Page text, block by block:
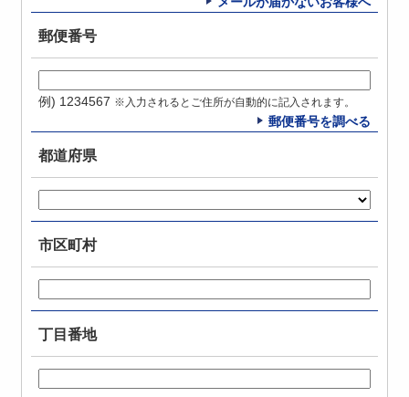
郵便番号
例) 1234567 ※入力されるとご住所が自動的に記入されます。
郵便番号を調べる
都道府県
市区町村
丁目番地